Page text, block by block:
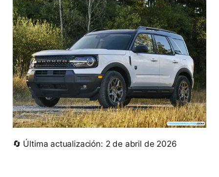
🔄 Última actualización: 2 de abril de 2026